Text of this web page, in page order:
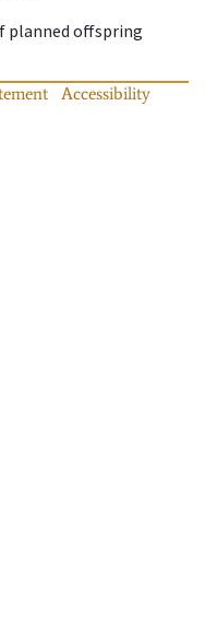
planned offspring
Accessibility